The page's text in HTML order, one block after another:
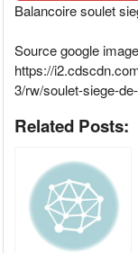
Balancoire soulet
Source google
https://
3/rw/soulet-siege-
Related Posts: